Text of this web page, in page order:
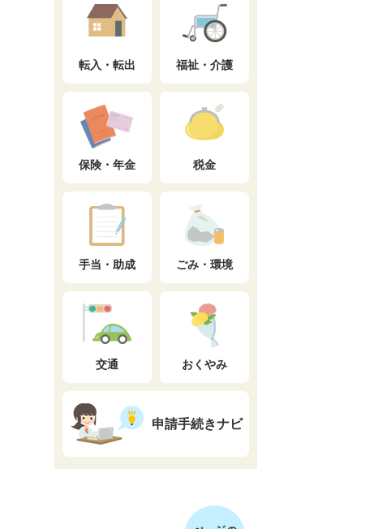
転入・転出 福祉・介護
保険・年金 税金
手当・助成 ごみ・環境
交通 おくやみ
申請手続きナビ